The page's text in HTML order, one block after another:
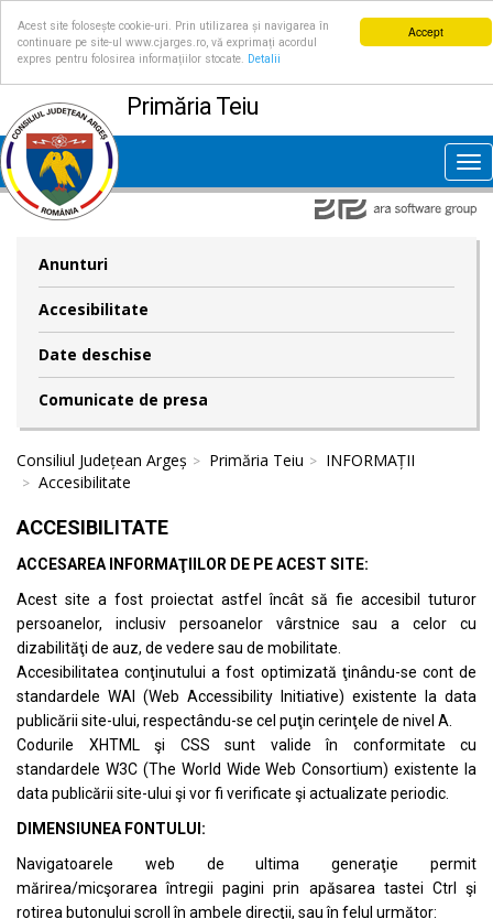
Accept
Acest site folosește cookie-uri. Prin utilizarea și navigarea în
continuare pe site-ul www.cjarges.ro, vă exprimați acordul
expres pentru folosirea informațiilor stocate.
Detalii
Primăria Teiu
Anunturi
Accesibilitate
Date deschise
Comunicate de presa
Consiliul Județean Argeș Primăria Teiu
INFORMAȚII
Accesibilitate
ACCESIBILITATE
ACCESAREA INFORMAŢIILOR DE PE ACEST SITE:
Acest site a fost proiectat astfel încât să fie accesibil tuturor
persoanelor, inclusiv persoanelor vârstnice sau a celor cu
dizabilităţi de auz, de vedere sau de mobilitate.
Accesibilitatea conţinutului a fost optimizată ţinându-se cont de
standardele WAI (Web Accessibility Initiative) existente la data
publicării site-ului, respectându-se cel puţin cerinţele de nivel A.
Codurile XHTML şi CSS sunt valide în conformitate cu
standardele W3C (The World Wide Web Consortium) existente la
data publicării site-ului şi vor fi verificate şi actualizate periodic.
DIMENSIUNEA FONTULUI:
Navigatoarele web de ultima generaţie permit
mărirea/micşorarea întregii pagini prin apăsarea tastei Ctrl şi
rotirea butonului scroll în ambele direcţii, sau în felul următor: